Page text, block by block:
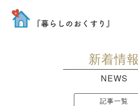
新着情報
NEWS
記事一覧